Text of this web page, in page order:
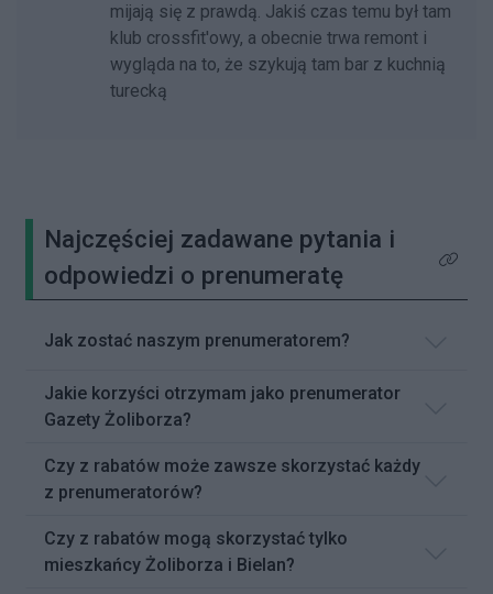
mijają się z prawdą. Jakiś czas temu był tam
klub crossfit'owy, a obecnie trwa remont i
wygląda na to, że szykują tam bar z kuchnią
turecką
Najczęściej zadawane pytania i
odpowiedzi o prenumeratę
Kliknij
Jak zostać naszym prenumeratorem?
Jakie korzyści otrzymam jako prenumerator
Gazety Żoliborza?
Czy z rabatów może zawsze skorzystać każdy
z prenumeratorów?
Czy z rabatów mogą skorzystać tylko
mieszkańcy Żoliborza i Bielan?